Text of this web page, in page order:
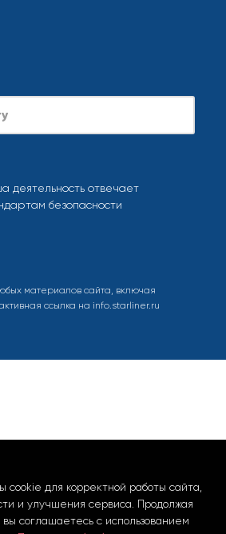
деятельность отвечает
безопасности
материалов сайта, включая
ссылка на info.starliner.ru
cookie для корректной работы сайта,
и улучшения сервиса. Продолжая
вы соглашаетесь с использованием